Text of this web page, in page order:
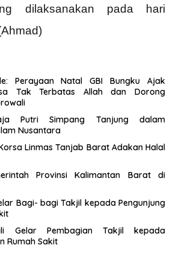
dilaksanakan pada hari
Perayaan Natal GBI Bungku Ajak
Tak Terbatas Allah dan Dorong
Putri Simpang Tanjung dalam
Nusantara
Linmas Tanjab Barat Adakan Halal
Provinsi Kalimantan Barat di
Bagi- bagi Takjil kepada Pengunjung
Gelar Pembagian Takjil kepada
Rumah Sakit